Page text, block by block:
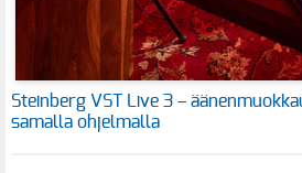
Steinberg VST Live 3 –
samalla ohjelmalla